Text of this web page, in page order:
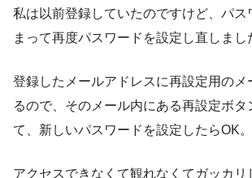
私は以前登録していたのですけど、パス
まって再度パスワードを設定し直しまし
登録したメールアドレスに再設定用のメ
るので、そのメール内にある再設定ボタ
て、新しいパスワードを設定したらOK。
アクセスできなくて観れなくてガッカリ